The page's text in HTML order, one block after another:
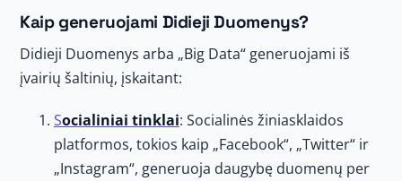
Kaip generuojami Didieji Duomenys?
Didieji Duomenys arba „Big Data“ generuojami iš
įvairių šaltinių, įskaitant:
Socialiniai tinklai: Socialinės žiniasklaidos
platformos, tokios kaip „Facebook“, „Twitter“ ir
„Instagram“, generuoja daugybę duomenų per